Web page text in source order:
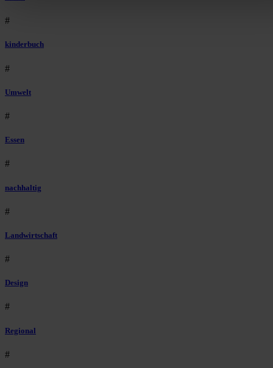
#
kinderbuch
#
Umwelt
#
Essen
#
nachhaltig
#
Landwirtschaft
#
Design
#
Regional
#